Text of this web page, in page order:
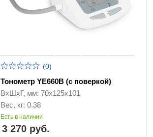
(0)
Тонометр YE660B (с поверкой)
ВхШхГ, мм: 70х125х101
Вес, кг: 0.38
Есть в наличии
3 270 руб.